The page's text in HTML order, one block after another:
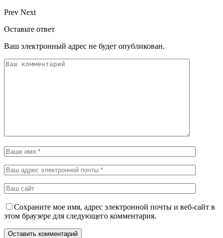
Prev Next
Оставьте ответ
Ваш электронный адрес не будет опубликован.
Сохраните мое имя, адрес электронной почты и веб-сайт в
этом браузере для следующего комментария.